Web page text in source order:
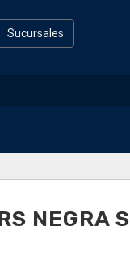
Sucursales
NEGRA S